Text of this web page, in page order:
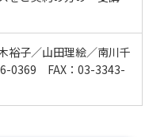
裕子／山田理絵／南川千
0369 FAX：03-3343-